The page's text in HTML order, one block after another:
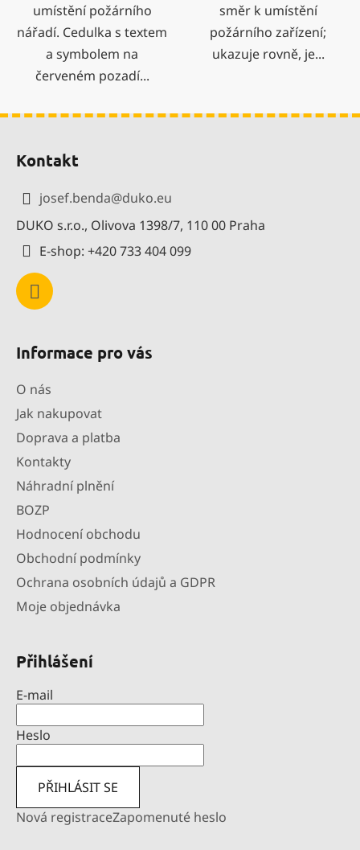
umístění požárního
nářadí. Cedulka s textem
a symbolem na
červeném pozadí...
směr k umístění
požárního zařízení;
ukazuje rovně, je...
Kontakt
josef.benda@duko.eu
DUKO s.r.o., Olivova 1398/7, 110 00 Praha
E-shop: +420 733 404 099
Informace pro vás
O nás
Jak nakupovat
Doprava a platba
Kontakty
Náhradní plnění
BOZP
Hodnocení obchodu
Obchodní podmínky
Ochrana osobních údajů a GDPR
Moje objednávka
Přihlášení
E-mail
Heslo
PŘIHLÁSIT SE
Nová registraceZapomenuté heslo